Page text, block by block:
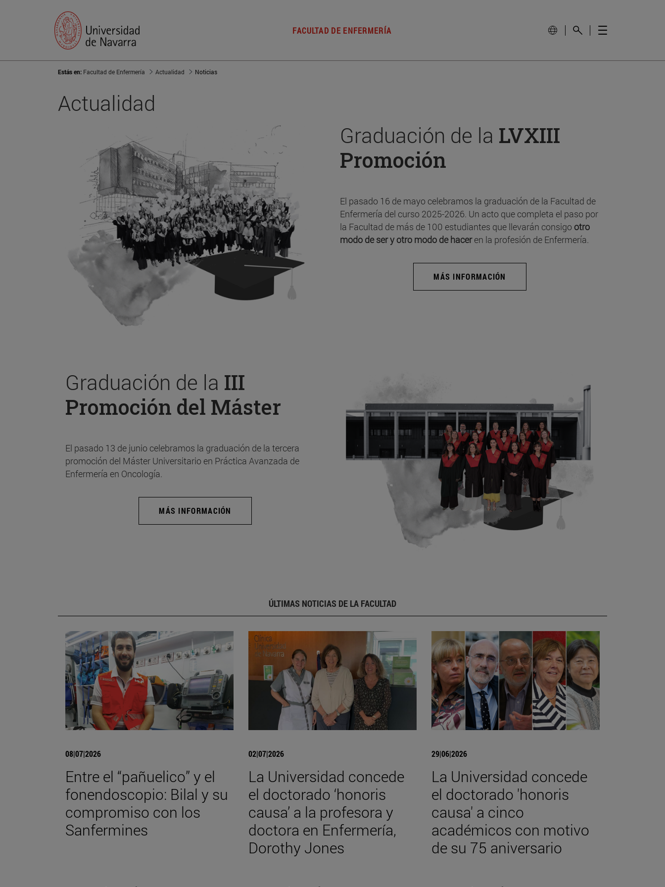
FACULTAD DE ENFERMERÍA
Estás en: Facultad de Enfermería Actualidad Noticias
Actualidad
Graduación de la LVXIII
Promoción
El pasado 16 de mayo celebramos la graduación de la Facultad de
Enfermería del curso 2025-2026. Un acto que completa el paso por
la Facultad de más de 100 estudiantes que llevarán consigo otro
modo de ser y otro modo de haceren la profesión de Enfermería.
MÁS INFORMACIÓN
Graduación de la III
Promoción del Máster
El pasado 13 de junio celebramos la graduación de la tercera
promoción del Máster Universitario en Práctica Avanzada de
Enfermería en Oncología.
MÁS INFORMACIÓN
ÚLTIMAS NOTICIAS DE LA FACULTAD
08|07|2026
Entre el “pañuelico” y el
fonendoscopio: Bilal y su
compromiso con los
Sanfermines
02|07|2026
La Universidad concede
el doctorado ‘honoris
causa’ a la profesora y
doctora en Enfermería,
Dorothy Jones
29|06|2026
La Universidad concede
el doctorado 'honoris
causa' a cinco
académicos con motivo
de su 75 aniversario